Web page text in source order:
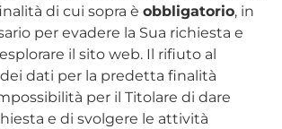
di cui sopra è obbligatorio, in
per evadere la Sua richiesta e
il sito web. Il rifiuto al
dati per la predetta finalità
per il Titolare di dare
e di svolgere le attività